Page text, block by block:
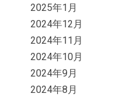
2025年1月
2024年12月
2024年11月
2024年10月
2024年9月
2024年8月